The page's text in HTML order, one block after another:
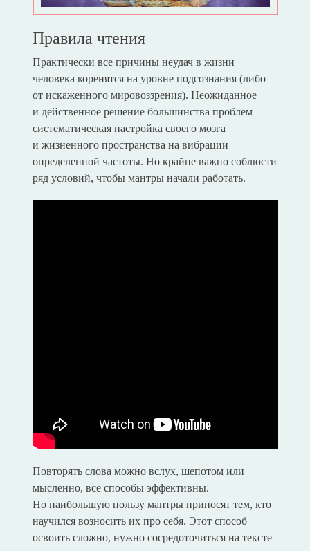
Правила чтения
Практически все причины неудач в жизни
человека коренятся на уровне подсознания (либо
от искаженного мировоззрения). Неожиданное
и действенное решение большинства проблем —
систематическая настройка своего мозга
и жизненного пространства на вибрации
определенной частоты. Но крайне важно соблюсти
ряд условий, чтобы мантры начали работать.
Повторять слова можно вслух, шепотом или
мысленно, все способы эффективны.
Но наибольшую пользу мантры приносят тем, кто
научился возносить их про себя. Этот способ
освоить сложно, нужно сосредоточиться на тексте